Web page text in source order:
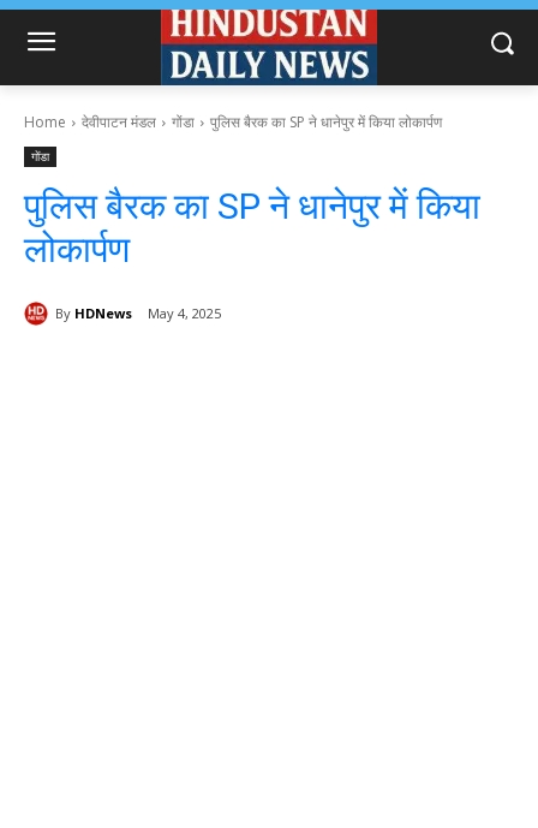
Home देवीपाटन मंडल गोंडा पुलिस बैरक का SP ने धानेपुर में किया लोकार्पण
गोंडा
पुलिस बैरक का SP ने धानेपुर में किया
लोकार्पण
By HDNews May 4, 2025